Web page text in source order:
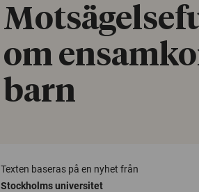
om
barn
Texten baseras på en nyhet från
Stockholms universitet